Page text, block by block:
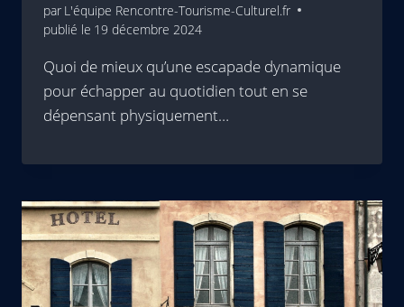
par L'équipe Rencontre-Tourisme-Culturel.fr
publié le 19 décembre 2024
Quoi de mieux qu’une escapade dynamique
pour échapper au quotidien tout en se
dépensant physiquement…